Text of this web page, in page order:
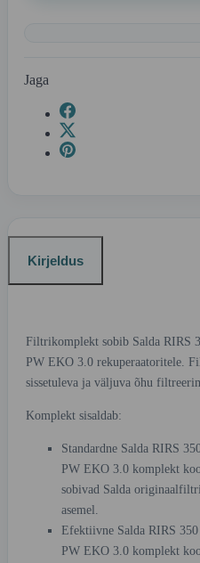
Jaga
Kirjeldus
Filtrikomplekt sobib Salda RIRS
PW EKO 3.0 rekuperaatoritele.
sissetuleva ja väljuva õhu
Komplekt sisaldab:
Standardne Salda RIRS
PW EKO 3.0 komplekt
sobivad Salda
asemel.
Efektiivne Salda RIRS
PW EKO 3.0 komplekt